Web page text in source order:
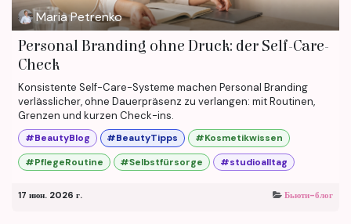
Maria Petrenko
Personal Branding ohne Druck: der Self-Care-
Check
Konsistente Self-Care-Systeme machen Personal Branding
verlässlicher, ohne Dauerpräsenz zu verlangen: mit Routinen,
Grenzen und kurzen Check-ins.
#BeautyBlog #BeautyTipps
#Kosmetikwissen
#PflegeRoutine
#Selbstfürsorge #studioalltag
17 июн. 2026 г. Бьюти-блог